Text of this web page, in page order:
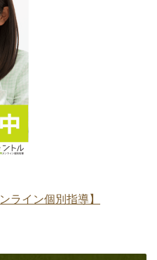
ライン個別指導】